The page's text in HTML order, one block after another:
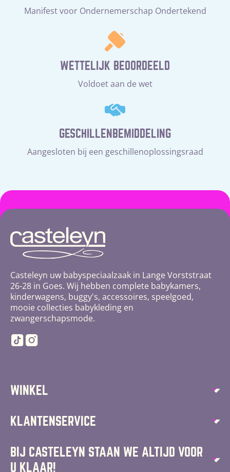
Manifest voor Ondernemerschap Ondertekend
WETTELIJK BEOORDEELD
Voldoet aan de wet
GESCHILLENBEMIDDELING
Aangesloten bij een geschillenoplossingsraad
Casteleyn uw babyspeciaalzaak in Lange Vorststraat
26-28 in Goes. Wij hebben complete babykamers,
kinderwagens, buggy's, accessoires, speelgoed,
mooie collecties babykleding en
zwangerschapsmode.
TikTokInstagram
WINKEL
Autostoelen
Kinderstoelen
KLANTENSERVICE
Over ons
Algemene voorwaarden
BIJ CASTELEYN STAAN WE ALTIJD VOOR
U KLAAR!